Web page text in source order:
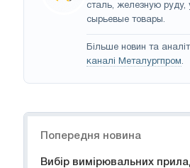
сталь, железную руду,
сырьевые товары.
Більше новин та
каналі Металургпром.
Попередня новина
Вибір вимірювальних